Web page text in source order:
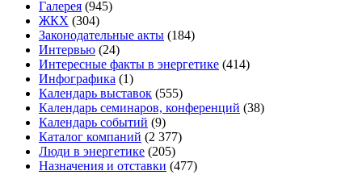
Галерея (945)
ЖКХ (304)
Законодательные акты (184)
Интервью (24)
Интересные факты в энергетике (414)
Инфографика (1)
Календарь выставок (555)
Календарь семинаров, конференций (38)
Календарь событий (9)
Каталог компаний (2 377)
Люди в энергетике (205)
Назначения и отставки (477)